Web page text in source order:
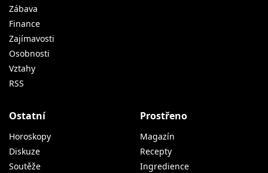
Zábava
Finance
Zajímavosti
Osobnosti
Vztahy
RSS
Ostatní
Horoskopy
Diskuze
Soutěže
Prostřeno
Magazín
Recepty
Ingredience